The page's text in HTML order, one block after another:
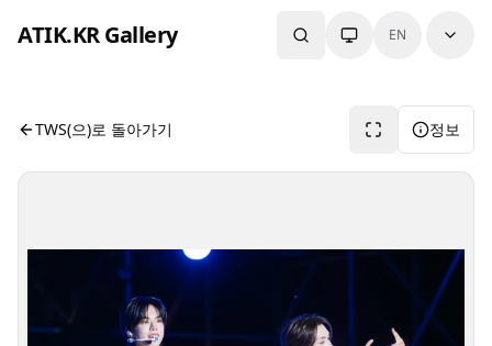
ATIK.KR Gallery EN
#YOUNGJAE #DOHOON #Color in Music Festival
사진 뷰어입니다. 버튼으로 전체화면, 공유, 정보 보기를 사용
TWS(으)로 돌아가기 정보